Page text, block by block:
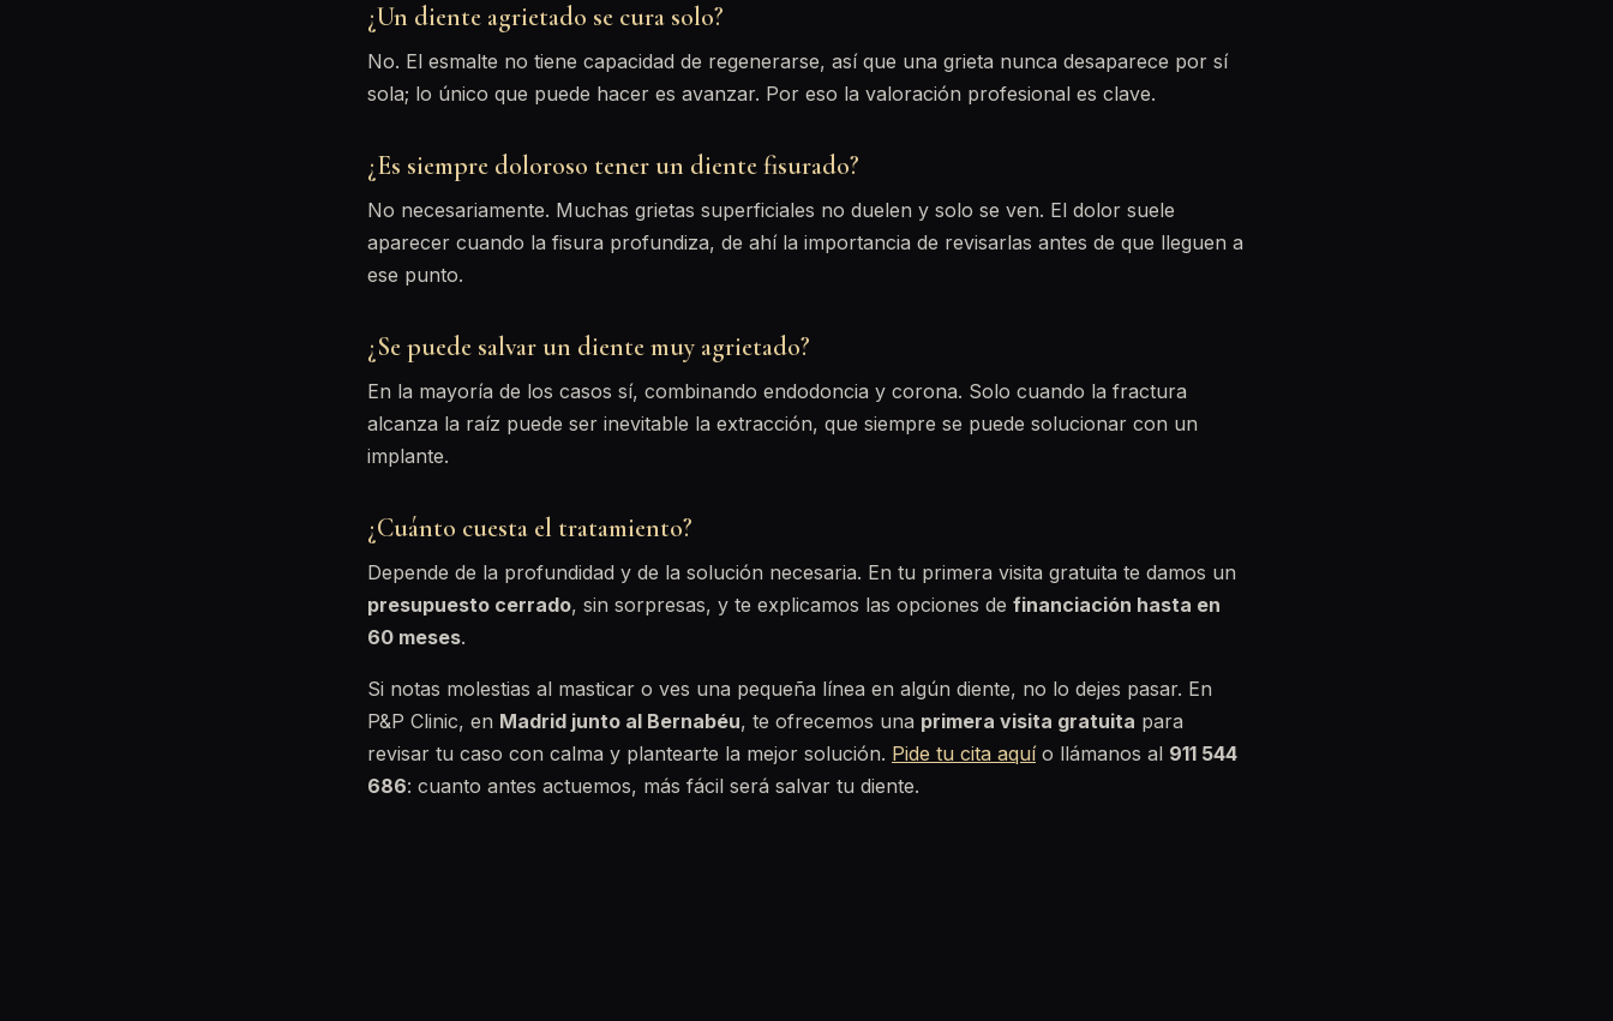
¿Un diente agrietado se cura solo?
No. El esmalte no tiene capacidad de regenerarse, así que una grieta nunca desaparece por sí
sola; lo único que puede hacer es avanzar. Por eso la valoración profesional es clave.
¿Es siempre doloroso tener un diente fisurado?
No necesariamente. Muchas grietas superficiales no duelen y solo se ven. El dolor suele
aparecer cuando la fisura profundiza, de ahí la importancia de revisarlas antes de que lleguen a
ese punto.
¿Se puede salvar un diente muy agrietado?
En la mayoría de los casos sí, combinando endodoncia y corona. Solo cuando la fractura
alcanza la raíz puede ser inevitable la extracción, que siempre se puede solucionar con un
implante.
¿Cuánto cuesta el tratamiento?
Depende de la profundidad y de la solución necesaria. En tu primera visita gratuita te damos un
presupuesto cerrado, sin sorpresas, y te explicamos las opciones de financiación hasta en
60 meses.
Si notas molestias al masticar o ves una pequeña línea en algún diente, no lo dejes pasar. En
P&P Clinic, en Madrid junto al Bernabéu, te ofrecemos una primera visita gratuita para
revisar tu caso con calma y plantearte la mejor solución. Pide tu cita aquío llámanos al 911 544
686: cuanto antes actuemos, más fácil será salvar tu diente.